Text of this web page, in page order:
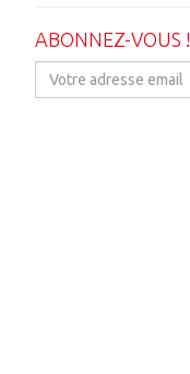
ABONNEZ-VOUS !